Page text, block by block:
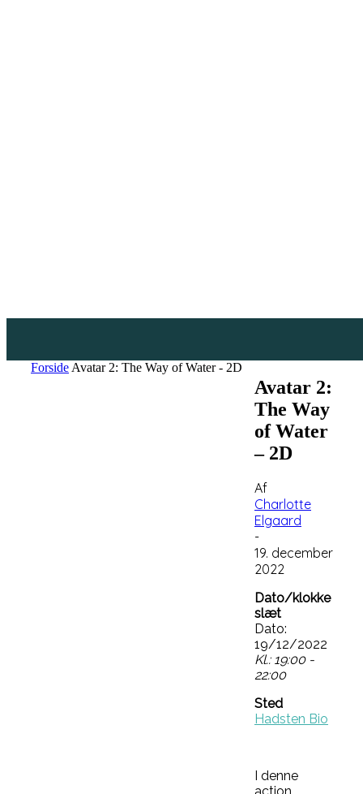
Forside Avatar 2: The Way of Water - 2D
Avatar 2:
The Way
of Water
– 2D
Af
Charlotte
Elgaard
-
19. december
2022
Dato/klokke
slæt
Dato:
19/12/2022
Kl.: 19:00 -
22:00
Sted
Hadsten Bio
I denne